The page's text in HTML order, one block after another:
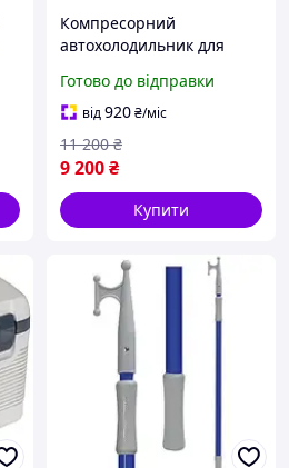
Компресорний
автохолодильник для
22 літри до -18 живлення
12/24 В економічний
режим А++
Готово до відправки
від920₴/міс
9 200₴
11 200 ₴
Купити